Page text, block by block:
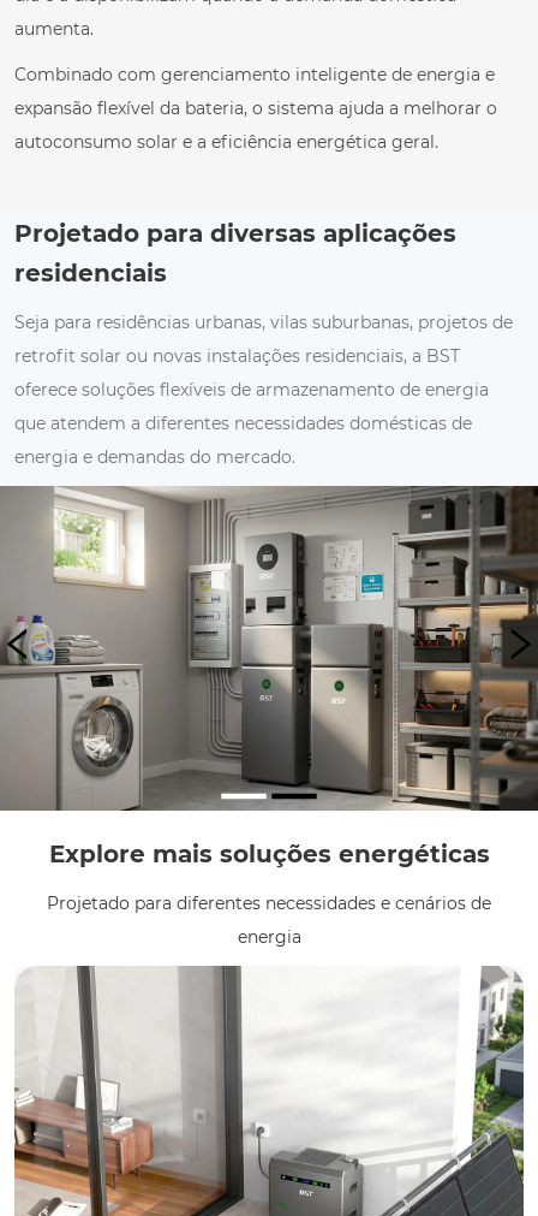
aumenta.
Combinado com gerenciamento inteligente de energia e
expansão flexível da bateria, o sistema ajuda a melhorar o
autoconsumo solar e a eficiência energética geral.
Projetado para diversas aplicações
residenciais
Seja para residências urbanas, vilas suburbanas, projetos de
retrofit solar ou novas instalações residenciais, a BST
oferece soluções flexíveis de armazenamento de energia
que atendem a diferentes necessidades domésticas de
energia e demandas do mercado.
Explore mais soluções energéticas
Projetado para diferentes necessidades e cenários de
energia